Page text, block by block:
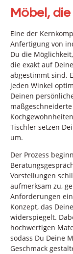
Möbel,
Eine der
Anfertigung von
Du die
die exakt auf
abgestimmt sind.
jeden Winkel
Deinen
Tischler setzen
um.
Der Prozess
Vorstellungen
aufmerksam zu,
Anforderungen
Konzept, das
widerspiegelt.
hochwertigen
sodass Du Deine
Geschmack